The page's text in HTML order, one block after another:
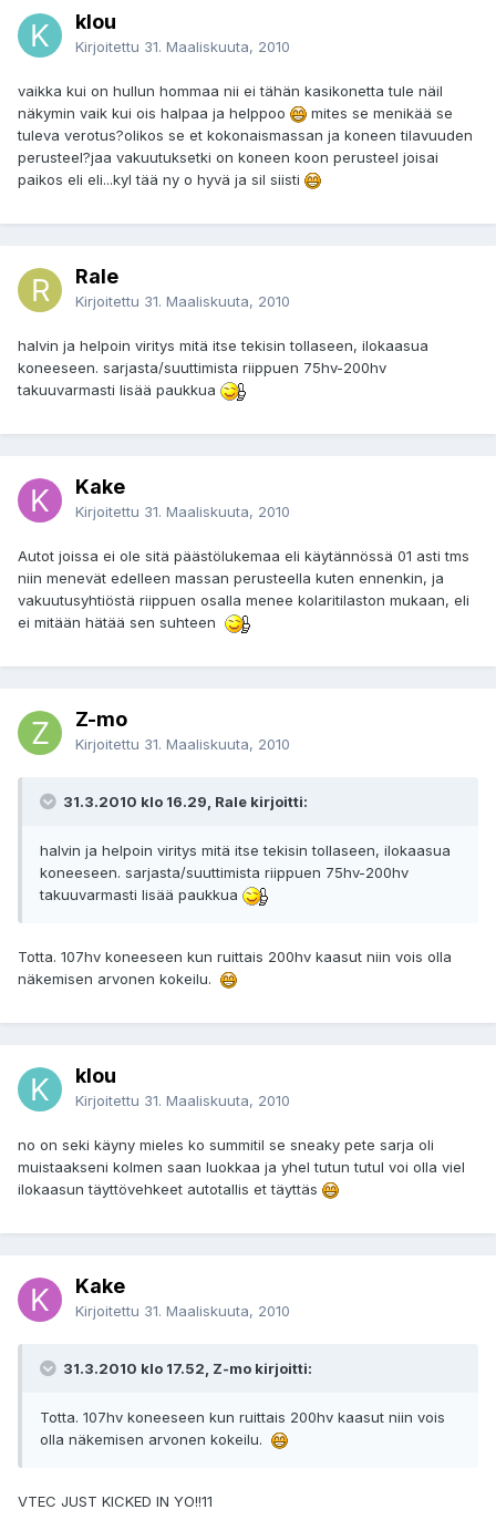
klou
Kirjoitettu 31. Maaliskuuta, 2010
vaikka kui on hullun hommaa nii ei tähän kasikonetta tule näil
näkymin vaik kui ois halpaa ja helppoo
mites se menikää se
tuleva verotus?olikos se et kokonaismassan ja koneen tilavuuden
perusteel?jaa vakuutuksetki on koneen koon perusteel joisai
paikos eli eli...kyl tää ny o hyvä ja sil siisti
Rale
Kirjoitettu 31. Maaliskuuta, 2010
halvin ja helpoin viritys mitä itse tekisin tollaseen, ilokaasua
koneeseen. sarjasta/suuttimista riippuen 75hv-200hv
takuuvarmasti lisää paukkua
Kake
Kirjoitettu 31. Maaliskuuta, 2010
Autot joissa ei ole sitä päästölukemaa eli käytännössä 01 asti tms
niin menevät edelleen massan perusteella kuten ennenkin, ja
vakuutusyhtiöstä riippuen osalla menee kolaritilaston mukaan, eli
ei mitään hätää sen suhteen
Z-mo
Kirjoitettu 31. Maaliskuuta, 2010
31.3.2010 klo 16.29, Rale kirjoitti:
halvin ja helpoin viritys mitä itse tekisin tollaseen, ilokaasua
koneeseen. sarjasta/suuttimista riippuen 75hv-200hv
takuuvarmasti lisää paukkua
Totta. 107hv koneeseen kun ruittais 200hv kaasut niin vois olla
näkemisen arvonen kokeilu.
klou
Kirjoitettu 31. Maaliskuuta, 2010
no on seki käyny mieles ko summitil se sneaky pete sarja oli
muistaakseni kolmen saan luokkaa ja yhel tutun tutul voi olla viel
ilokaasun täyttövehkeet autotallis et täyttäs
Kake
Kirjoitettu 31. Maaliskuuta, 2010
31.3.2010 klo 17.52, Z-mo kirjoitti:
Totta. 107hv koneeseen kun ruittais 200hv kaasut niin vois
olla näkemisen arvonen kokeilu.
VTEC JUST KICKED IN YO!!11